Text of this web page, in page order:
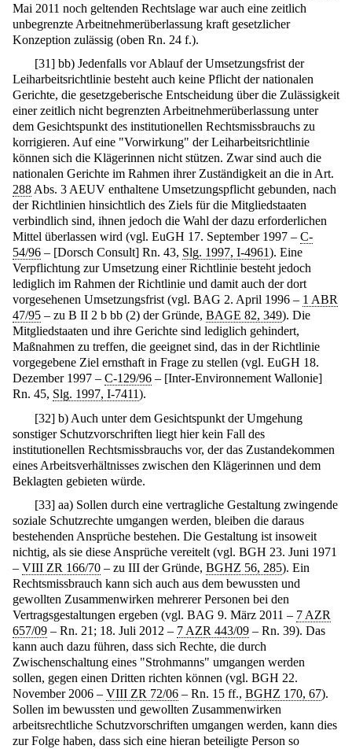
Mai 2011 noch geltenden Rechtslage war auch eine zeitlich
unbegrenzte Arbeitnehmerüberlassung kraft gesetzlicher
Konzeption zulässig (oben Rn. 24 f.).
[31] bb) Jedenfalls vor Ablauf der Umsetzungsfrist der
Leiharbeitsrichtlinie besteht auch keine Pflicht der nationalen
Gerichte, die gesetzgeberische Entscheidung über die Zulässigkeit
einer zeitlich nicht begrenzten Arbeitnehmerüberlassung unter
dem Gesichtspunkt des institutionellen Rechtsmissbrauchs zu
korrigieren. Auf eine "Vorwirkung" der Leiharbeitsrichtlinie
können sich die Klägerinnen nicht stützen. Zwar sind auch die
nationalen Gerichte im Rahmen ihrer Zuständigkeit an die in Art.
288 Abs. 3 AEUV enthaltene Umsetzungspflicht gebunden, nach
der Richtlinien hinsichtlich des Ziels für die Mitgliedstaaten
verbindlich sind, ihnen jedoch die Wahl der dazu erforderlichen
Mittel überlassen wird (vgl. EuGH 17. September 1997 – C-
54/96 – [Dorsch Consult] Rn. 43, Slg. 1997, I-4961). Eine
Verpflichtung zur Umsetzung einer Richtlinie besteht jedoch
lediglich im Rahmen der Richtlinie und damit auch der dort
vorgesehenen Umsetzungsfrist (vgl. BAG 2. April 1996 – 1 ABR
47/95 – zu B II 2 b bb (2) der Gründe, BAGE 82, 349). Die
Mitgliedstaaten und ihre Gerichte sind lediglich gehindert,
Maßnahmen zu treffen, die geeignet sind, das in der Richtlinie
vorgegebene Ziel ernsthaft in Frage zu stellen (vgl. EuGH 18.
Dezember 1997 – C-129/96 – [Inter-Environnement Wallonie]
Rn. 45, Slg. 1997, I-7411).
[32] b) Auch unter dem Gesichtspunkt der Umgehung
sonstiger Schutzvorschriften liegt hier kein Fall des
institutionellen Rechtsmissbrauchs vor, der das Zustandekommen
eines Arbeitsverhältnisses zwischen den Klägerinnen und dem
Beklagten gebieten würde.
[33] aa) Sollen durch eine vertragliche Gestaltung zwingende
soziale Schutzrechte umgangen werden, bleiben die daraus
bestehenden Ansprüche bestehen. Die Gestaltung ist insoweit
nichtig, als sie diese Ansprüche vereitelt (vgl. BGH 23. Juni 1971
– VIII ZR 166/70 – zu III der Gründe, BGHZ 56, 285). Ein
Rechtsmissbrauch kann sich auch aus dem bewussten und
gewollten Zusammenwirken mehrerer Personen bei den
Vertragsgestaltungen ergeben (vgl. BAG 9. März 2011 – 7 AZR
657/09 – Rn. 21; 18. Juli 2012 – 7 AZR 443/09 – Rn. 39). Das
kann auch dazu führen, dass sich Rechte, die durch
Zwischenschaltung eines "Strohmanns" umgangen werden
sollen, gegen einen Dritten richten können (vgl. BGH 22.
November 2006 – VIII ZR 72/06 – Rn. 15 ff., BGHZ 170, 67).
Sollen im bewussten und gewollten Zusammenwirken
arbeitsrechtliche Schutzvorschriften umgangen werden, kann dies
zur Folge haben, dass sich eine hieran beteiligte Person so